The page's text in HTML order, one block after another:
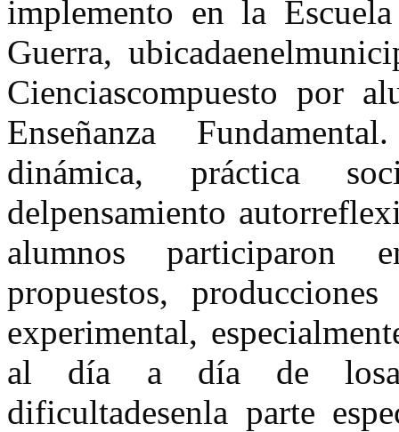
implemento en la
Guerra,
Cienciascompuesto por
Enseñanza
dinámica, práctica
delpensamiento
alumnos participaron
propuestos,
experimental,
al día a día de
dificultadesenla parte